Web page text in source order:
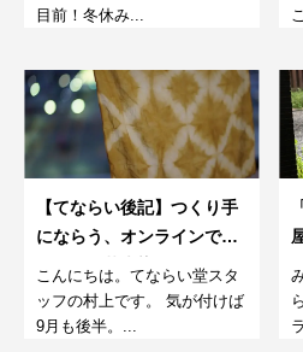
目前！冬休み...
【てならい後記】つくり手
にならう、オンラインでは
じめての草木染め
こんにちは。てならい堂スタ
ッフの村上です。 気が付けば
9月も後半。...